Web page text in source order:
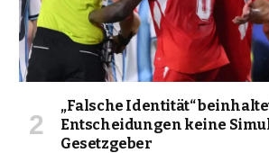
„Falsche Identität“
Entscheidungen keine
Gesetzgeber